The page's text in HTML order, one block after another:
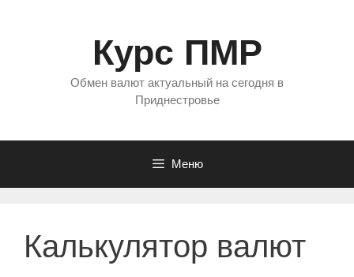
Курс ПМР
Обмен валют актуальный на сегодня в
Приднестровье
Меню
Калькулятор валют